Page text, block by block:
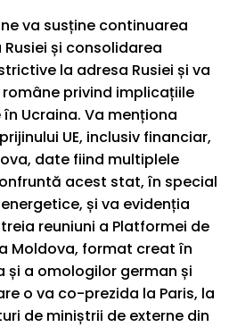
va susține continuarea
și consolidarea
la adresa Rusiei și va
privind implicațiile
Ucraina. Va menționa
UE, inclusiv financiar,
date fiind multiplele
acest stat, în special
și va evidenția
reuniuni a Platformei de
Moldova, format creat în
și a omologilor german și
o va co-prezida la Paris, la
de miniștrii de externe din